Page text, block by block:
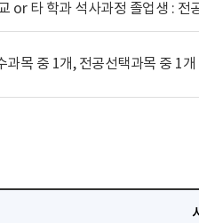
or 타 학과 석사과정 졸업생 : 전
과목 중 1개, 전공선택과목 중 1개